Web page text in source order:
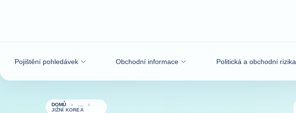
Pojištění pohledávek Obchodní informace Politická a obchodní rizika
DOMŮ
JIŽNÍ KOREA